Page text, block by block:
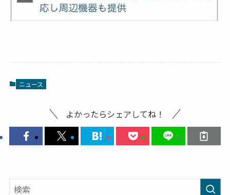
ニュース
よかったらシェアしてね！